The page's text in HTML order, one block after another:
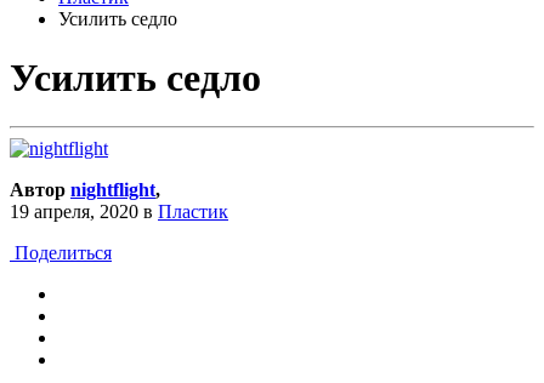
Усилить седло
Усилить седло
Автор nightflight,
19 апреля, 2020 в Пластик
Поделиться